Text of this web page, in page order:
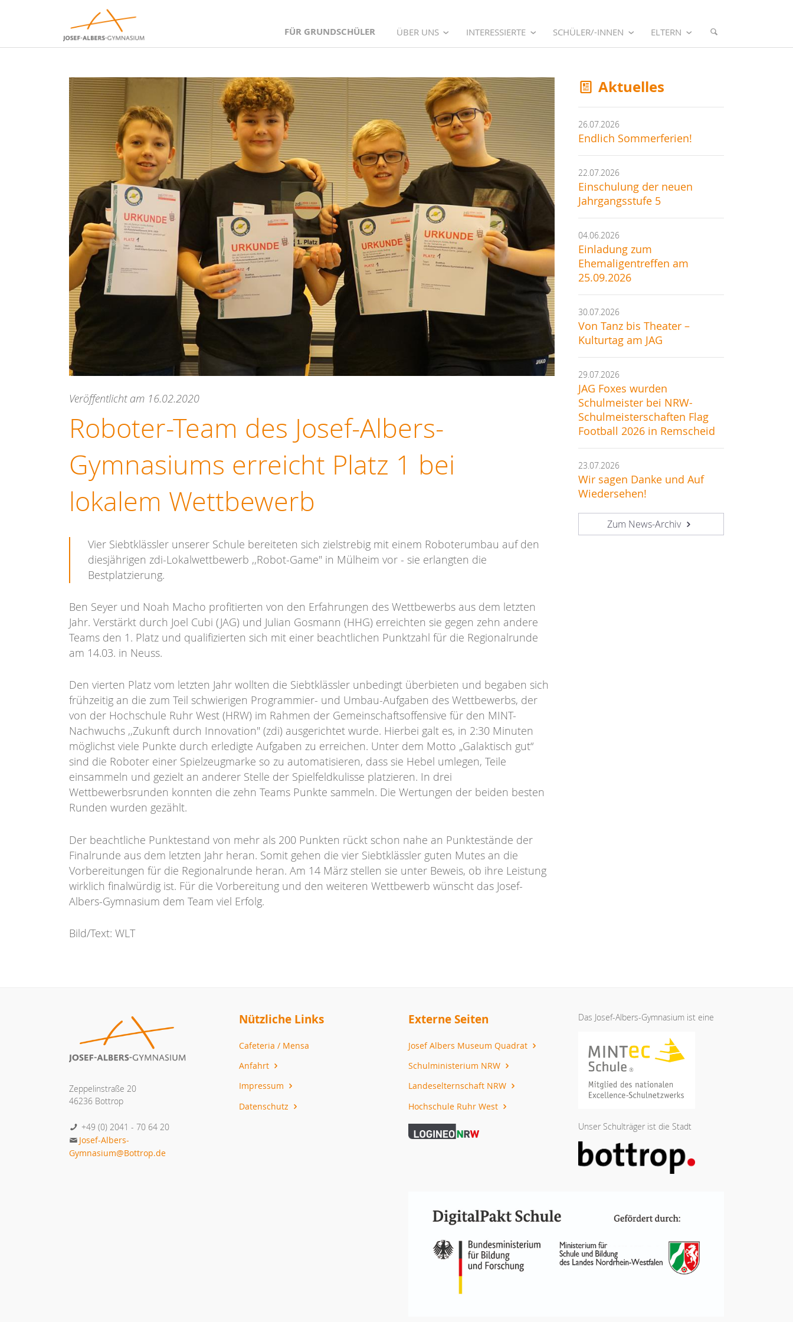
FÜR GRUNDSCHÜLER ÜBER UNS INTERESSIERTE SCHÜLER/-INNEN ELTERN
Veröffentlicht am 16.02.2020
Roboter-Team des Josef-Albers-
Gymnasiums erreicht Platz 1 bei
lokalem Wettbewerb
Vier Siebtklässler unserer Schule bereiteten sich zielstrebig mit einem Roboterumbau auf den
diesjährigen zdi-Lokalwettbewerb ,,Robot-Game" in Mülheim vor - sie erlangten die
Bestplatzierung.
Ben Seyer und Noah Macho profitierten von den Erfahrungen des Wettbewerbs aus dem letzten
Jahr. Verstärkt durch Joel Cubi (JAG) und Julian Gosmann (HHG) erreichten sie gegen zehn andere
Teams den 1. Platz und qualifizierten sich mit einer beachtlichen Punktzahl für die Regionalrunde
am 14.03. in Neuss.
Den vierten Platz vom letzten Jahr wollten die Siebtklässler unbedingt überbieten und begaben sich
frühzeitig an die zum Teil schwierigen Programmier- und Umbau-Aufgaben des Wettbewerbs, der
von der Hochschule Ruhr West (HRW) im Rahmen der Gemeinschaftsoffensive für den MINT-
Nachwuchs ,,Zukunft durch Innovation" (zdi) ausgerichtet wurde. Hierbei galt es, in 2:30 Minuten
möglichst viele Punkte durch erledigte Aufgaben zu erreichen. Unter dem Motto „Galaktisch gut“
sind die Roboter einer Spielzeugmarke so zu automatisieren, dass sie Hebel umlegen, Teile
einsammeln und gezielt an anderer Stelle der Spielfeldkulisse platzieren. In drei
Wettbewerbsrunden konnten die zehn Teams Punkte sammeln. Die Wertungen der beiden besten
Runden wurden gezählt.
Der beachtliche Punktestand von mehr als 200 Punkten rückt schon nahe an Punktestände der
Finalrunde aus dem letzten Jahr heran. Somit gehen die vier Siebtklässler guten Mutes an die
Vorbereitungen für die Regionalrunde heran. Am 14 März stellen sie unter Beweis, ob ihre Leistung
wirklich finalwürdig ist. Für die Vorbereitung und den weiteren Wettbewerb wünscht das Josef-
Albers-Gymnasium dem Team viel Erfolg.
Bild/Text: WLT
Aktuelles
26.07.2026
Endlich Sommerferien!
22.07.2026
Einschulung der neuen
Jahrgangsstufe 5
04.06.2026
Einladung zum
Ehemaligentreffen am
25.09.2026
30.07.2026
Von Tanz bis Theater –
Kulturtag am JAG
29.07.2026
JAG Foxes wurden
Schulmeister bei NRW-
Schulmeisterschaften Flag
Football 2026 in Remscheid
23.07.2026
Wir sagen Danke und Auf
Wiedersehen!
Zum News-Archiv
Zeppelinstraße 20
46236 Bottrop
+49 (0) 2041 - 70 64 20
Josef-Albers-
Gymnasium@Bottrop.de
Nützliche Links
Cafeteria / Mensa
Anfahrt
Impressum
Datenschutz
Externe Seiten
Josef Albers Museum Quadrat
Schulministerium NRW
Landeselternschaft NRW
Hochschule Ruhr West
Das Josef-Albers-Gymnasium ist eine
Unser Schulträger ist die Stadt